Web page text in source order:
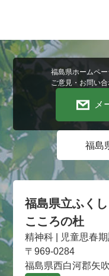
福島県立ふく
こころの杜
精神科 | 児童思春
〒969-0284
福島県西白河郡矢
福島県ホームペー
ご意見・お問い合
メ
福島